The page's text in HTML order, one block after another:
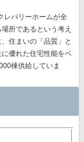
レバリーホームが全
所であるという考え
住まいの「品質」と
に優れた住宅性能をベ
棟供給していま